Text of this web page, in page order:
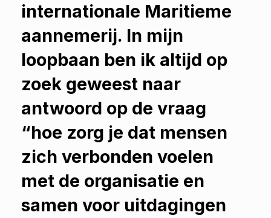
internationale Maritieme
aannemerij. In mijn
loopbaan ben ik altijd op
zoek geweest naar
antwoord op de vraag
“hoe zorg je dat mensen
zich verbonden voelen
met de organisatie en
samen voor uitdagingen